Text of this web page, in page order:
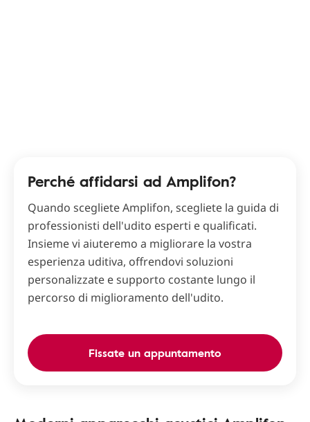
Perché affidarsi ad Amplifon?
Quando scegliete Amplifon, scegliete la guida di
professionisti dell'udito esperti e qualificati.
Insieme vi aiuteremo a migliorare la vostra
esperienza uditiva, offrendovi soluzioni
personalizzate e supporto costante lungo il
percorso di miglioramento dell'udito.
Fissate un appuntamento